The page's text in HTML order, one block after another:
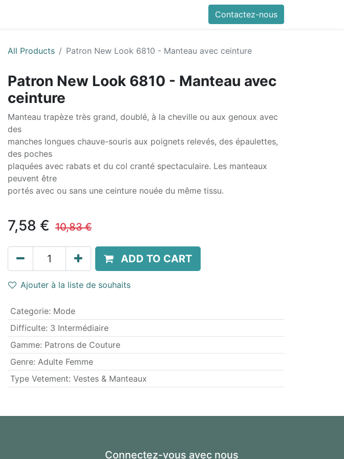
Contactez-nous
All Products Patron New Look 6810 - Manteau avec ceinture
Patron New Look 6810 - Manteau avec
ceinture
Manteau trapèze très grand, doublé, à la cheville ou aux genoux avec
des
manches longues chauve-souris aux poignets relevés, des épaulettes,
des poches
plaquées avec rabats et du col cranté spectaculaire. Les manteaux
peuvent être
portés avec ou sans une ceinture nouée du même tissu.
7,58 € 10,83€
ADD TO CART
Ajouter à la liste de souhaits
Categorie: Mode
Difficulte: 3 Intermédiaire
Gamme: Patrons de Couture
Genre: Adulte Femme
Type Vetement: Vestes & Manteaux
Connectez-vous avec nous